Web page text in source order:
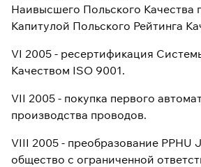
Наивысшего Польского Качества
Капитулой Польского Рейтинга
VI 2005 - ресертификация
Качеством ISO 9001.
VII 2005 - покупка первого
производства проводов.
VIII 2005 - преобразование PPHU
общество с ограниченной